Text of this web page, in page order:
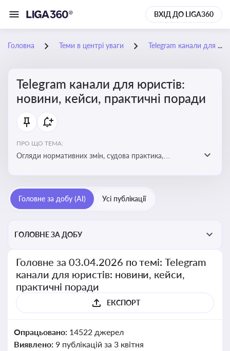
ВХІД ДО LIGA360
Головна Теми в центрі уваги Telegram канали для юристів: новини, кейси, практичні поради
Telegram канали для юристів:
новини, кейси, практичні поради
ПРО ЩО ТЕМА:
Огляди нормативних змін, судова практика,
каналах
Головне за добу (AI) Усі публікації
ГОЛОВНЕ ЗА ДОБУ
Головне за 03.04.2026 по темі: Telegram
канали для юристів: новини, кейси,
практичні поради
ЕКСПОРТ
Опрацьовано: 14522 джерел
Виявлено: 9 публікацій за 3 квітня